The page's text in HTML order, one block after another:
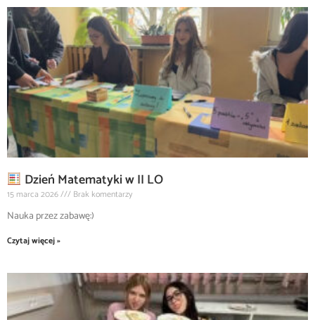
Dzień Matematyki w II LO
15 marca 2026 Brak komentarzy
Nauka przez zabawę:)
Czytaj więcej »